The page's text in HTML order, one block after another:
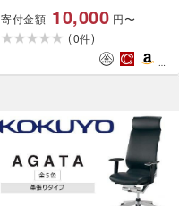
ルーツ 果物 食品 人気 お酒
さけ ギフト 上伊那 宮田村
長野 信州 地元産 果実発酵
美味しい ギフト 贈答 お祝
寄付金額 10,000 円〜
(0件)